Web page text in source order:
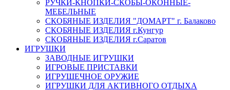
РУЧКИ-КНОПКИ-СКОБЫ-ОКОННЫЕ-
МЕБЕЛЬНЫЕ
СКОБЯНЫЕ ИЗДЕЛИЯ "ДОМАРТ" г. Балаково
СКОБЯНЫЕ ИЗДЕЛИЯ г.Кунгур
СКОБЯНЫЕ ИЗДЕЛИЯ г.Саратов
ИГРУШКИ
ЗАВОДНЫЕ ИГРУШКИ
ИГРОВЫЕ ПРИСТАВКИ
ИГРУШЕЧНОЕ ОРУЖИЕ
ИГРУШКИ ДЛЯ АКТИВНОГО ОТДЫХА